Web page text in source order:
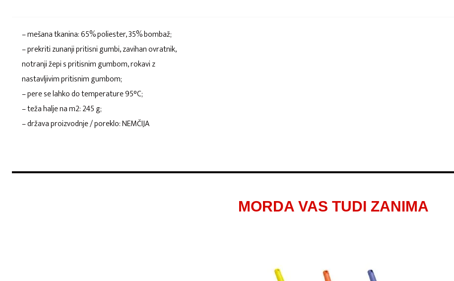
– mešana tkanina: 65% poliester, 35% bombaž;
– prekriti zunanji pritisni gumbi, zavihan ovratnik,
notranji žepi s pritisnim gumbom, rokavi z
nastavljivim pritisnim gumbom;
– pere se lahko do temperature 95°C;
– teža halje na m2: 245 g;
– država proizvodnje / poreklo: NEMČIJA
MORDA VAS TUDI ZANIMA